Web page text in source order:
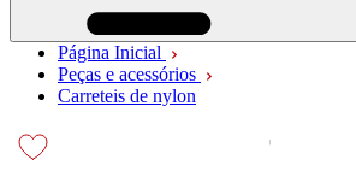
Página Inicial
Peças e acessórios
Carreteis de nylon